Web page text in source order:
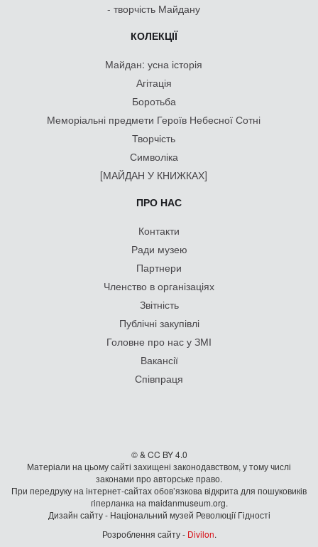
- творчість Майдану
КОЛЕКЦІЇ
Майдан: усна історія
Агітація
Боротьба
Меморіальні предмети Героїв Небесної Сотні
Творчість
Символіка
[МАЙДАН У КНИЖКАХ]
ПРО НАС
Контакти
Ради музею
Партнери
Членство в організаціях
Звітність
Публічні закупівлі
Головне про нас у ЗМІ
Вакансії
Співпраця
© & CC BY 4.0
Матеріали на цьому сайті захищені законодавством, у тому числі
законами про авторське право.
При передруку на iнтернет-сайтах обов’язкова відкрита для пошуковиків
гiперланка на maidanmuseum.org.
Дизайн сайту - Національний музей Революції Гідності
Розроблення сайту - Divilon.